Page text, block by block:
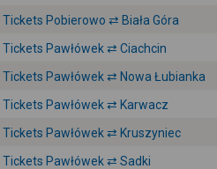
Tickets Pobierowo ⇄ Biała Góra
Tickets Pawłówek ⇄ Ciachcin
Tickets Pawłówek ⇄ Nowa Łubianka
Tickets Pawłówek ⇄ Karwacz
Tickets Pawłówek ⇄ Kruszyniec
Tickets Pawłówek ⇄ Sadki